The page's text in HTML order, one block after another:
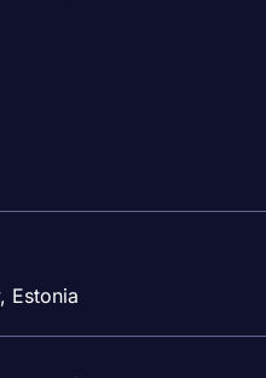
Estonia